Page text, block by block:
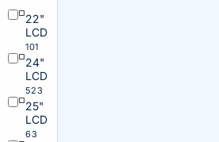
22"
LCD
101
24"
LCD
523
25"
LCD
63